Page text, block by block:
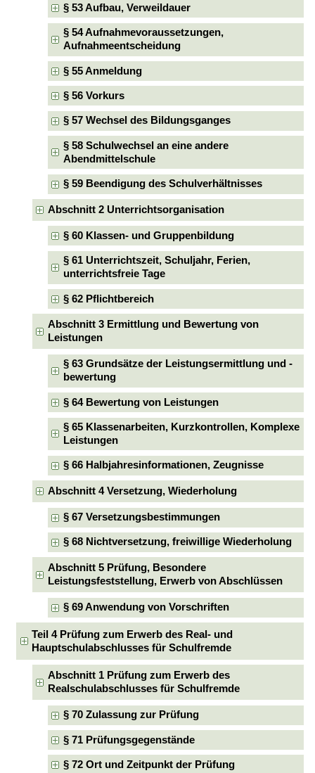
§ 53 Aufbau, Verweildauer
§ 54 Aufnahmevoraussetzungen,
Aufnahmeentscheidung
§ 55 Anmeldung
§ 56 Vorkurs
§ 57 Wechsel des Bildungsganges
§ 58 Schulwechsel an eine andere
Abendmittelschule
§ 59 Beendigung des Schulverhältnisses
Abschnitt 2 Unterrichtsorganisation
§ 60 Klassen- und Gruppenbildung
§ 61 Unterrichtszeit, Schuljahr, Ferien,
unterrichtsfreie Tage
§ 62 Pflichtbereich
Abschnitt 3 Ermittlung und Bewertung von
Leistungen
§ 63 Grundsätze der Leistungsermittlung und -
bewertung
§ 64 Bewertung von Leistungen
§ 65 Klassenarbeiten, Kurzkontrollen, Komplexe
Leistungen
§ 66 Halbjahresinformationen, Zeugnisse
Abschnitt 4 Versetzung, Wiederholung
§ 67 Versetzungsbestimmungen
§ 68 Nichtversetzung, freiwillige Wiederholung
Abschnitt 5 Prüfung, Besondere
Leistungsfeststellung, Erwerb von Abschlüssen
§ 69 Anwendung von Vorschriften
Teil 4 Prüfung zum Erwerb des Real- und
Hauptschulabschlusses für Schulfremde
Abschnitt 1 Prüfung zum Erwerb des
Realschulabschlusses für Schulfremde
§ 70 Zulassung zur Prüfung
§ 71 Prüfungsgegenstände
§ 72 Ort und Zeitpunkt der Prüfung